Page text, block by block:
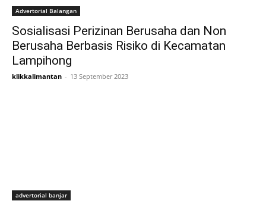
Advertorial Balangan
Sosialisasi Perizinan Berusaha dan Non
Berusaha Berbasis Risiko di Kecamatan
Lampihong
klikkalimantan - 13 September 2023
advertorial banjar